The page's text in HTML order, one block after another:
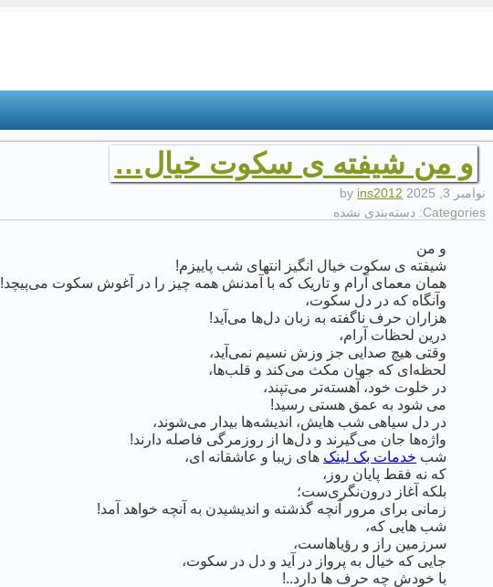
و من شیفته ی سکوت خیال…
نوامبر 3, 2025
ins2012
Categories: دسته‌بندی نشده
و من
شیفته ی سکوت خیال انگیز انتهای شب پاییزم!
همان معمای آرام و تاریک که با آمدنش همه چیز را در آغوش سکوت می‌پیچد!
وآنگاه که در دل سکوت،
هزاران حرف ناگفته به زبان دل‌ها می‌آید!
درین لحظات آرام،
وقتی هیچ صدایی جز وزش نسیم نمی‌آید،
لحظه‌ای‌ که جهان مکث می‌کند و قلب‌ها،
در خلوت خود، آهسته‌تر می‌تپند،
می شود به عمق هستی رسید!
در دل سیاهی شب هایش، اندیشه‌ها بیدار می‌شوند،
واژه‌ها جان می‌گیرند و دل‌ها از روزمرگی فاصله دارند!
شب خدمات بک لینک های زیبا و عاشقانه ای،
که نه فقط پایان روز،
بلکه آغاز درون‌نگری‌ست؛
زمانی برای مرور آنچه گذشته و اندیشیدن به آنچه خواهد آمد!
شب هایی که،
سرزمین راز و رؤیاهاست،
جایی که خیال به پرواز در‌ آید و دل در سکوت،
با خودش چه حرف ها دارد..!